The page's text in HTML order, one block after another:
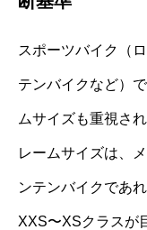
スポーツバイク（
テンバイクなど）
ムサイズも重視さ
レームサイズは、
ンテンバイクであ
XXS〜XSクラスが